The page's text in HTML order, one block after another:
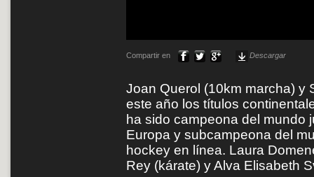
Compartir en Descargar
Joan Querol (10km marcha) y
este año los títulos
ha sido campeona del mundo
Europa y subcampeona del
hockey en línea. Laura
Rey (kárate) y Alva Elisabeth